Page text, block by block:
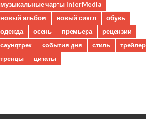
музыкальные чарты InterMedia
новый альбом
новый сингл
обувь
одежда
осень премьера
рецензии
саундтрек
события дня стиль
трейлер
тренды
цитаты